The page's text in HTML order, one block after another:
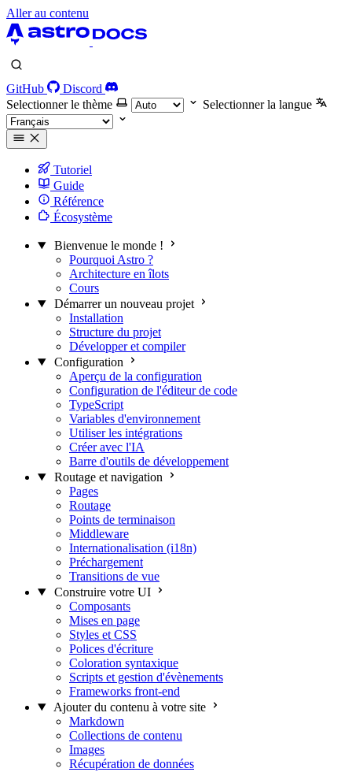
Aller au contenu
GitHub
Discord
Selectionner le thème
Selectionner la langue
Tutoriel
Guide
Référence
Écosystème
Bienvenue le monde !
Pourquoi Astro ?
Architecture en îlots
Cours
Démarrer un nouveau projet
Installation
Structure du projet
Développer et compiler
Configuration
Aperçu de la configuration
Configuration de l'éditeur de code
TypeScript
Variables d'environnement
Utiliser les intégrations
Créer avec l'IA
Barre d'outils de développement
Routage et navigation
Pages
Routage
Points de terminaison
Middleware
Internationalisation (i18n)
Préchargement
Transitions de vue
Construire votre UI
Composants
Mises en page
Styles et CSS
Polices d'écriture
Coloration syntaxique
Scripts et gestion d'évènements
Frameworks front-end
Ajouter du contenu à votre site
Markdown
Collections de contenu
Images
Récupération de données